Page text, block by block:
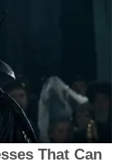
That Can